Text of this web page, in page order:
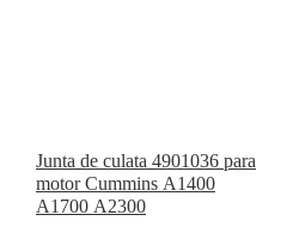
Junta de culata 4901036 para
motor Cummins A1400
A1700 A2300